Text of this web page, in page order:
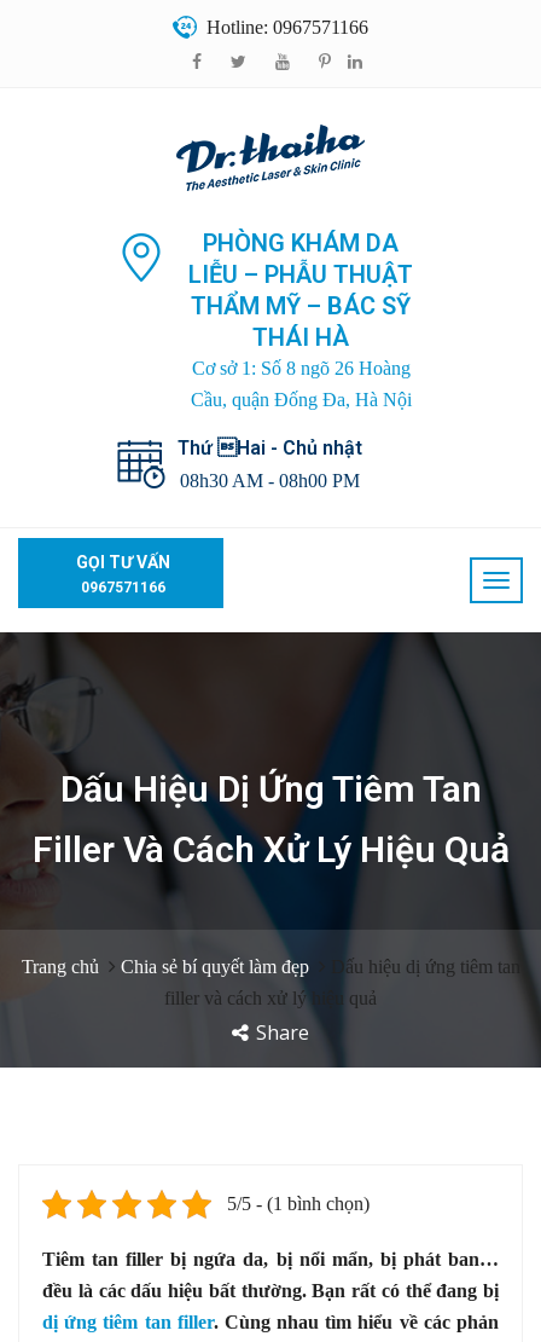
Hotline: 0967571166
PHÒNG KHÁM DA
LIỄU – PHẪU THUẬT
THẨM MỸ – BÁC SỸ
THÁI HÀ
Cơ sở 1: Số 8 ngõ 26 Hoàng
Cầu, quận Đống Đa, Hà Nội
Thứ Hai - Chủ nhật
08h30 AM - 08h00 PM
GỌI TƯ VẤN
0967571166
Dấu Hiệu Dị Ứng Tiêm Tan
Filler Và Cách Xử Lý Hiệu Quả
Trang chủ Chia sẻ bí quyết làm đẹp
Dấu hiệu dị ứng tiêm tan
filler và cách xử lý hiệu quả
Share
5/5 - (1 bình chọn)
Tiêm tan filler bị ngứa da, bị nổi mẩn, bị phát ban…
đều là các dấu hiệu bất thường. Bạn rất có thể đang bị
dị ứng tiêm tan filler. Cùng nhau tìm hiểu về các phản